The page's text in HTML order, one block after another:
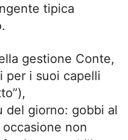
tipica
gestione Conte,
per i suoi capelli
del giorno: gobbi al
non